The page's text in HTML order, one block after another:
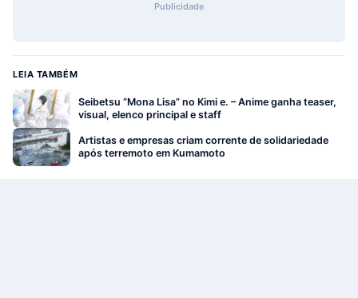
Publicidade
LEIA TAMBÉM
Seibetsu “Mona Lisa” no Kimi e. – Anime ganha teaser,
visual, elenco principal e staff
Artistas e empresas criam corrente de solidariedade
após terremoto em Kumamoto